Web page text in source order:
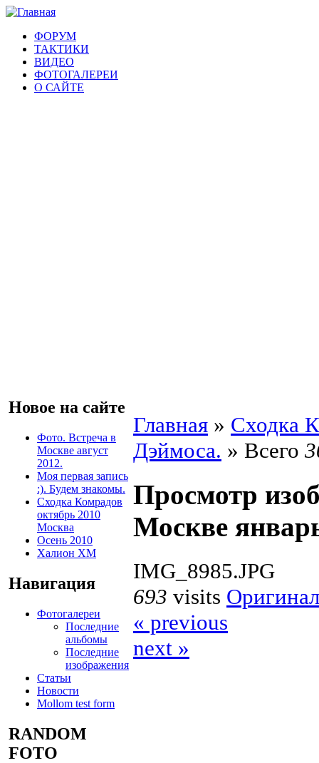
ФОРУМ
ТАКТИКИ
ВИДЕО
ФОТОГАЛЕРЕИ
О САЙТЕ
Новое на сайте
Фото. Встреча в
Москве август
2012.
Моя первая запись
:). Будем знакомы.
Сходка Комрадов
октябрь 2010
Москва
Осень 2010
Халион ХМ
Навигация
Фотогалереи
Последние
альбомы
Последние
изображения
Статьи
Новости
Mollom test form
RANDOM
FOTO
Главная » Сходка
Дэймоса. » Всего
Просмотр
Москве
IMG_8985.JPG
693 visits
« previous
next »